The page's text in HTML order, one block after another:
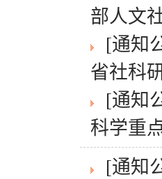
部人文
[通知
省社科
[通知
科学重
[通知